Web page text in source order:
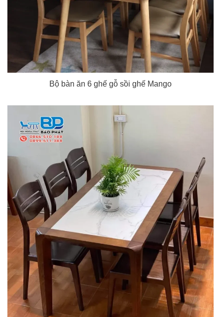
Bộ bàn ăn 6 ghế gỗ sồi ghế Mango